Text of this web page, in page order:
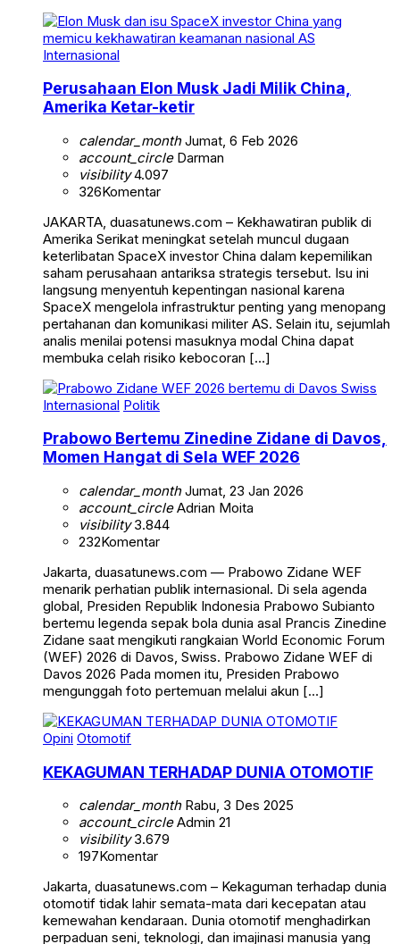
Internasional
Perusahaan Elon Musk Jadi Milik China,
Amerika Ketar-ketir
calendar_monthJumat, 6 Feb 2026
account_circleDarman
visibility4.097
326Komentar
JAKARTA, duasatunews.com – Kekhawatiran publik di
Amerika Serikat meningkat setelah muncul dugaan
keterlibatan SpaceX investor China dalam kepemilikan
saham perusahaan antariksa strategis tersebut. Isu ini
langsung menyentuh kepentingan nasional karena
SpaceX mengelola infrastruktur penting yang menopang
pertahanan dan komunikasi militer AS. Selain itu, sejumlah
analis menilai potensi masuknya modal China dapat
membuka celah risiko kebocoran […]
Internasional Politik
Prabowo Bertemu Zinedine Zidane di Davos,
Momen Hangat di Sela WEF 2026
calendar_monthJumat, 23 Jan 2026
account_circleAdrian Moita
visibility3.844
232Komentar
Jakarta, duasatunews.com — Prabowo Zidane WEF
menarik perhatian publik internasional. Di sela agenda
global, Presiden Republik Indonesia Prabowo Subianto
bertemu legenda sepak bola dunia asal Prancis Zinedine
Zidane saat mengikuti rangkaian World Economic Forum
(WEF) 2026 di Davos, Swiss. Prabowo Zidane WEF di
Davos 2026 Pada momen itu, Presiden Prabowo
mengunggah foto pertemuan melalui akun […]
Opini Otomotif
KEKAGUMAN TERHADAP DUNIA OTOMOTIF
calendar_monthRabu, 3 Des 2025
account_circleAdmin 21
visibility3.679
197Komentar
Jakarta, duasatunews.com – Kekaguman terhadap dunia
otomotif tidak lahir semata-mata dari kecepatan atau
kemewahan kendaraan. Dunia otomotif menghadirkan
perpaduan seni, teknologi, dan imajinasi manusia yang